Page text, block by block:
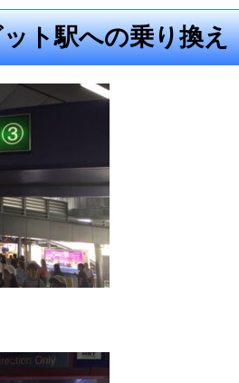
ト駅への乗り換え